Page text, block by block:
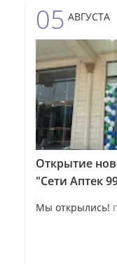
05 АВГУСТА
Открытие
"Сети Аптек
Мы открылись!